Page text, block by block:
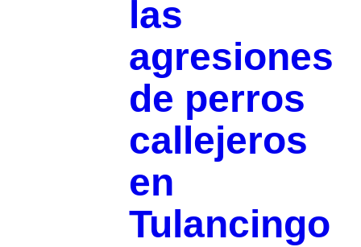
las
agresiones
de perros
callejeros
en
Tulancingo